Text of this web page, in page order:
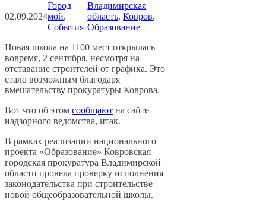
02.09.2024
Город
мой
События
Владимирская
область, Ковров
Образование
Новая школа на 1100 мест открылась
вовремя, 2 сентября, несмотря на
отставание строителей от графика. Это
стало возможным благодаря
вмешательству прокуратуры Коврова.
Вот что об этом сообщают на сайте
надзорного ведомства, итак.
В рамках реализации национального
проекта «Образование» Ковровская
городская прокуратура Владимирской
области провела проверку исполнения
законодательства при строительстве
новой общеобразовательной школы.